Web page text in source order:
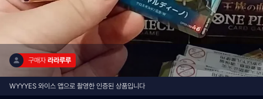
구매자 라라루루
WYYYES 와이스 앱으로 촬영한 인증된 상품입니다